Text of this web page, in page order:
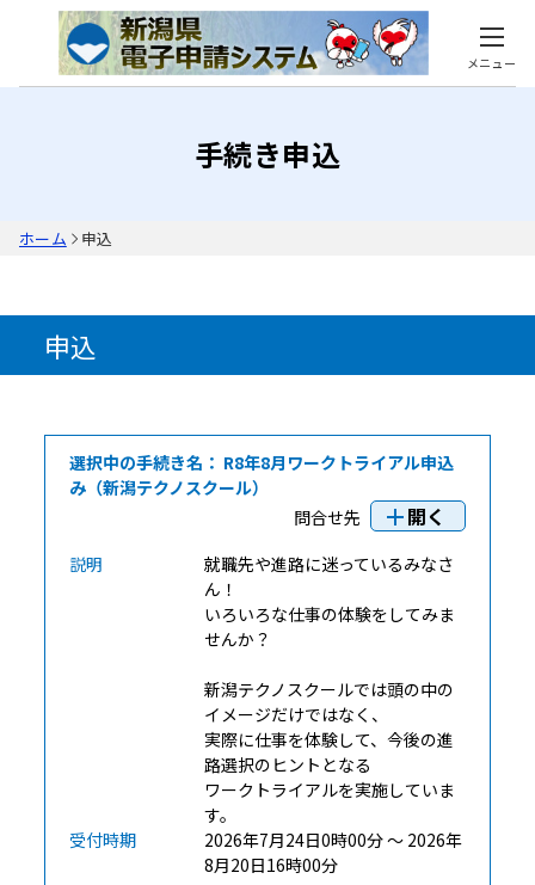
メニュー
手続き申込
ホーム 申込
申込
選択中の手続き名： R8年8月ワークトライアル申込
み（新潟テクノスクール）
問合せ先
開く
説明
就職先や進路に迷っているみなさ
ん！
いろいろな仕事の体験をしてみま
せんか？
新潟テクノスクールでは頭の中の
イメージだけではなく、
実際に仕事を体験して、今後の進
路選択のヒントとなる
ワークトライアルを実施していま
す。
受付時期
2026年7月24日0時00分 ～ 2026年
8月20日16時00分